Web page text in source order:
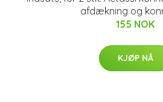
afdækning og
155 NOK
KJØP NÅ